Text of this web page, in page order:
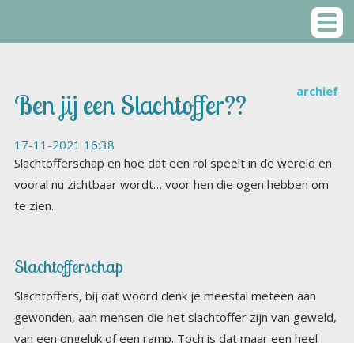
archief
Ben jij een Slachtoffer??
17-11-2021 16:38
Slachtofferschap en hoe dat een rol speelt in de wereld en
vooral nu zichtbaar wordt… voor hen die ogen hebben om
te zien.
Slachtofferschap
Slachtoffers, bij dat woord denk je meestal meteen aan
gewonden, aan mensen die het slachtoffer zijn van geweld,
van een ongeluk of een ramp. Toch is dat maar een heel
beperkt deel van de slachtoffers die er rondlopen. De
eerstgenoemden zijn overduidelijk slachtoffers van iets of
iemand. Aantoonbaar met onweerlegbare feiten. Een
dronken automobilist rijdt door een rood stoplicht en rijdt
een fietsster aan, die ernstig gewond achterblijft. Zij is
slachtoffer, hoe je het ook wendt of keert, van deze
automobilist. Er vindt een ramp plaats in een fabriek een
grote ontploffing waarbij alle huizen in de nabije omtrek
beschadigd worden of onbewoonbaar. De bewoners van
deze woningen zijn slachtoffers van wat er in de fabriek
gebeurde. Dat deze mensen slachtoffers zijn, is nooit een
punt van discussie, iedereen zal het erover eens zijn dat je